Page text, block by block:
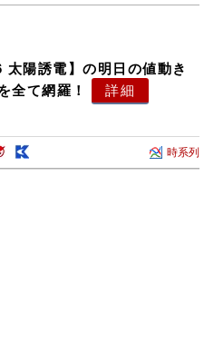
陽誘電】の明日の値動き
全て網羅！
詳細
時系列